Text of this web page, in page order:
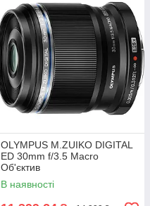
OLYMPUS M.ZUIKO DIGITAL
ED 30mm f/3.5 Macro
Об'єктив
В наявності